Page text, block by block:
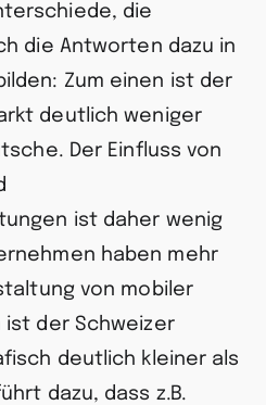
die
die Antworten dazu in
Zum einen ist der
deutlich weniger
Der Einfluss von
ist daher wenig
haben mehr
von mobiler
ist der Schweizer
deutlich kleiner als
dazu, dass z.B.